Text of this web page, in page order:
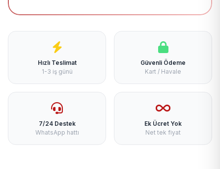
Hızlı Teslimat
1-3 iş günü
Güvenli Ödeme
Kart / Havale
7/24 Destek
WhatsApp hattı
Ek Ücret Yok
Net tek fiyat